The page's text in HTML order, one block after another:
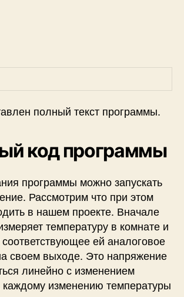
полный текст программы.
код программы
программы можно запускать
Рассмотрим что при этом
в нашем проекте. Вначале
температуру в комнате и
ей аналоговое
своем выходе. Это напряжение
линейно с изменением
изменению температуры